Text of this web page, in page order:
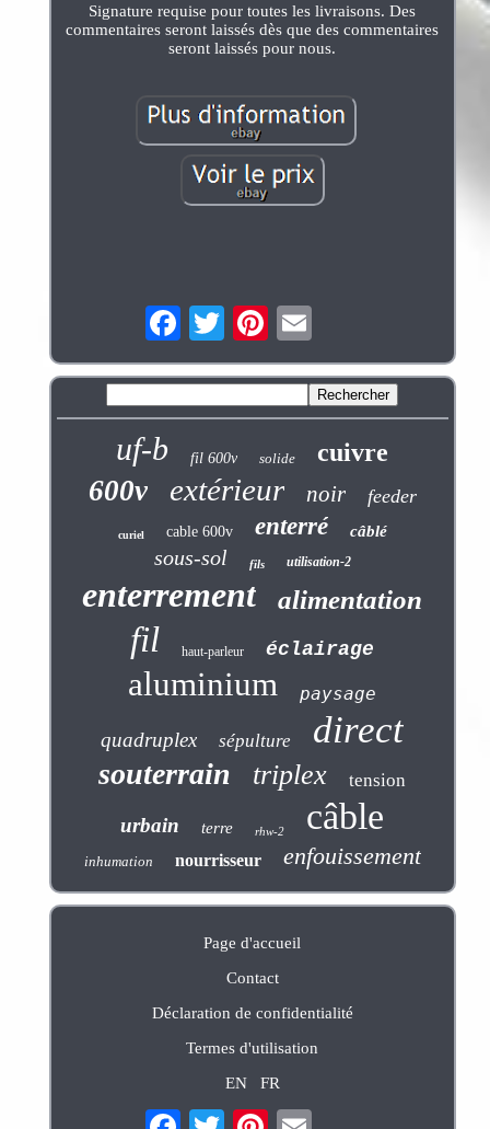
Signature requise pour toutes les livraisons. Des
commentaires seront laissés dès que des commentaires
seront laissés pour nous.
uf-b fil 600v solide cuivre
600v extérieur noir feeder
curiel cable 600v enterré câblé
sous-sol fils utilisation-2
enterrement alimentation
fil haut-parleur éclairage
aluminium paysage
quadruplex sépulture direct
souterrain triplex tension
urbain terre rhw-2 câble
inhumation nourrisseur enfouissement
Page d'accueil
Contact
Déclaration de confidentialité
Termes d'utilisation
EN
FR